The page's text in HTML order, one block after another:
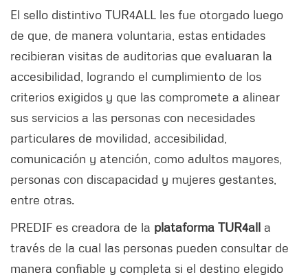
El sello distintivo TUR4ALL les fue otorgado luego
de que, de manera voluntaria, estas entidades
recibieran visitas de auditorias que evaluaran la
accesibilidad, logrando el cumplimiento de los
criterios exigidos y que las compromete a alinear
sus servicios a las personas con necesidades
particulares de movilidad, accesibilidad,
comunicación y atención, como adultos mayores,
personas con discapacidad y mujeres gestantes,
entre otras.
PREDIF es creadora de la plataforma TUR4all a
través de la cual las personas pueden consultar de
manera confiable y completa si el destino elegido